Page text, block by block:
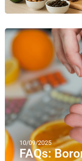
10/09/2025
FAQs: